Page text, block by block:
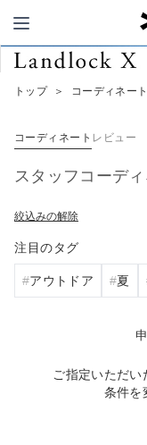
トップ ＞ コーディネー
コーディネート レビュー
スタッフコーディ
絞込みの解除
注目のタグ
アウトドア 夏
ご指定いただい
条件を